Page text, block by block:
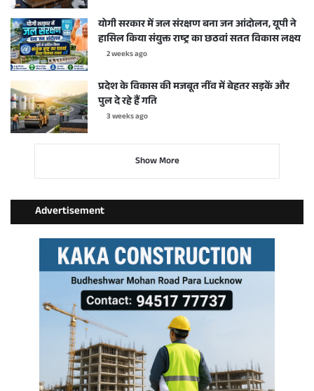
योगी सरकार में जल संरक्षण बना जन आंदोलन, यूपी ने
हासिल किया संयुक्त राष्ट्र का छठवां सतत विकास लक्ष्य
2 weeks ago
प्रदेश के विकास की मजबूत नींव में बेहतर सड़कें और
पुल दे रहे हैं गति
3 weeks ago
Show More
Advertisement